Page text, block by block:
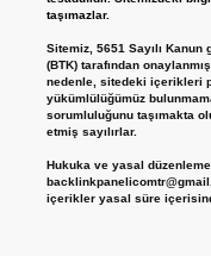
taşımazlar.
Sitemiz, 5651 Sayılı
(BTK) tarafından
nedenle, sitedeki içerikleri
yükümlülüğümüz
sorumluluğunu taşımakta
etmiş sayılırlar.
Hukuka ve yasal
içerikler yasal süre